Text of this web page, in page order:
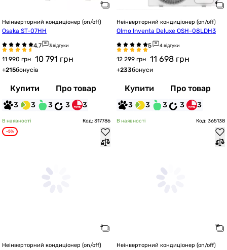
Неінверторний кондиціонер (on/off)
Osaka ST-07HH
3 відгуки
11 990 грн 10 791 грн
+215бонусів
Купити Про товар
3 3 3 3 3
Неінверторний кондиціонер (on/off)
Olmo Inventa Deluxe OSH-08LDH3
4 відгуки
12 299 грн 11 698 грн
+233бонуси
Купити Про товар
3 3 3 3 3
В наявності Код: 317786
-5%
Неінверторний кондиціонер (on/off)
В наявності Код: 365138
Неінверторний кондиціонер (on/off)